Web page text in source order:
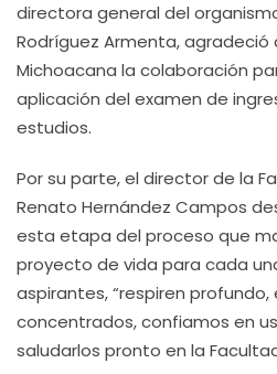
directora general del
Rodríguez Armenta, agradeció
Michoacana la colaboración
aplicación del examen de
estudios.
Por su parte, el director de la
Renato Hernández Campos
esta etapa del proceso que
proyecto de vida para cada
aspirantes, “respiren
concentrados, confiamos en
saludarlos pronto en la